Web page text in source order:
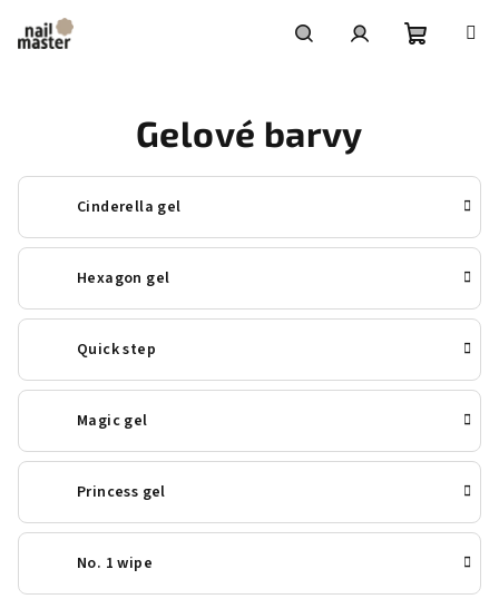
obsah
Gelové barvy
Cinderella gel
Hexagon gel
Quick step
Magic gel
Princess gel
No. 1 wipe